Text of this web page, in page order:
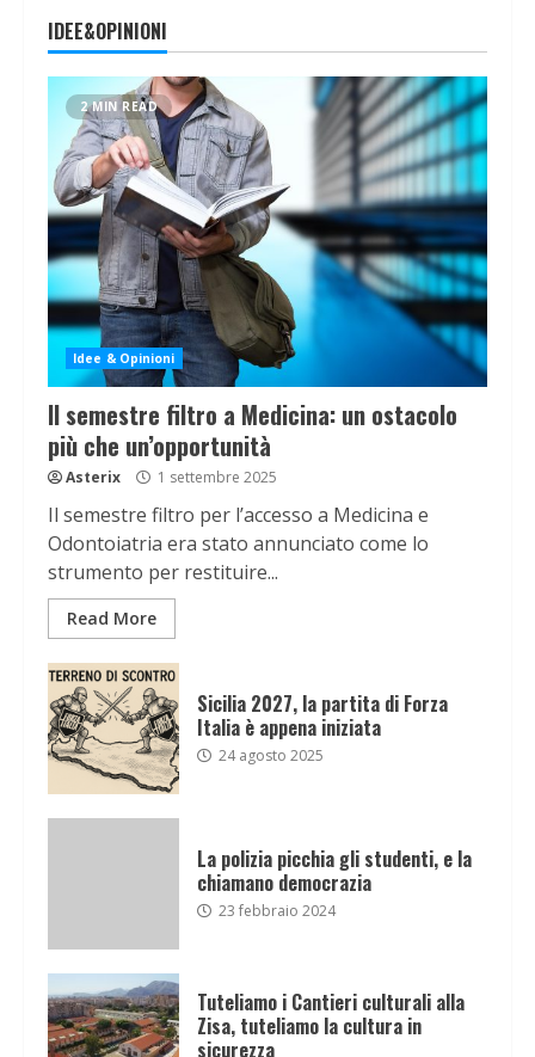
IDEE&OPINIONI
2 MIN READ
Idee & Opinioni
Il semestre filtro a Medicina: un ostacolo
più che un’opportunità
Asterix 1 settembre 2025
Il semestre filtro per l’accesso a Medicina e
Odontoiatria era stato annunciato come lo
strumento per restituire...
Read More
Sicilia 2027, la partita di Forza
Italia è appena iniziata
24 agosto 2025
La polizia picchia gli studenti, e la
chiamano democrazia
23 febbraio 2024
Tuteliamo i Cantieri culturali alla
Zisa, tuteliamo la cultura in
sicurezza